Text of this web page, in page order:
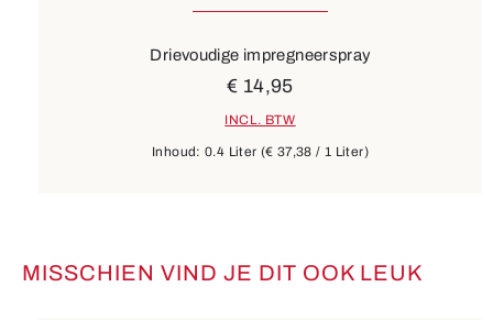
Drievoudige impregneerspray
Inhoud:0.4 Liter (€ 37,38 / 1 Liter)
€ 14,95
INCL. BTW
Productgalerij overslaan
MISSCHIEN VIND JE DIT OOK LEUK